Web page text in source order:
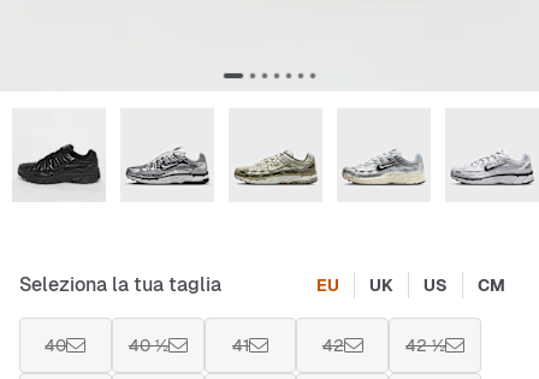
Seleziona la tua taglia EU UK US CM
40 40 ½ 41 42 42 ½